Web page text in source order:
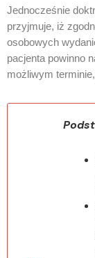
Jednocześnie
przyjmuje, iż
osobowych
pacjenta powinno
możliwym